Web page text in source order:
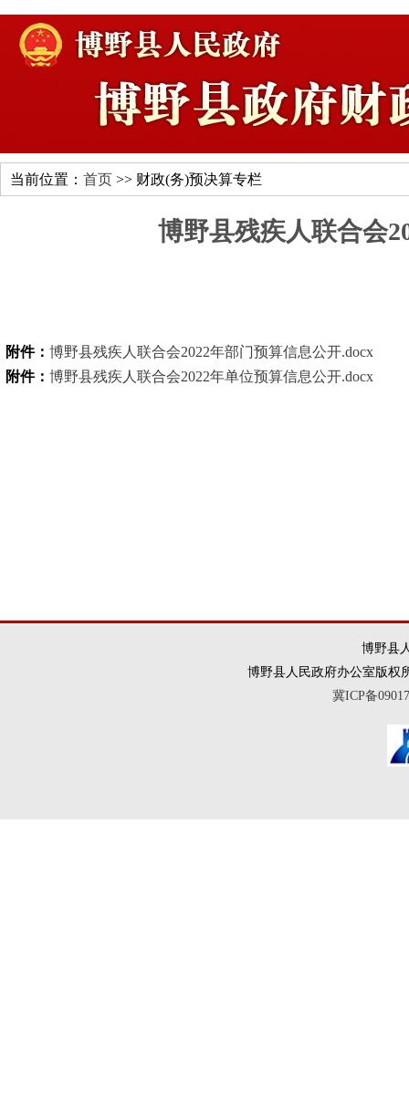
当前位置： 首页 >> 财政(务)预决算专栏
博野县残疾人联合会
附件： 博野县残疾人联合会2022年部门预算信息公开.docx
附件： 博野县残疾人联合会2022年单位预算信息公开.docx
博野县
博野县人民政府办公室版权
冀ICP备